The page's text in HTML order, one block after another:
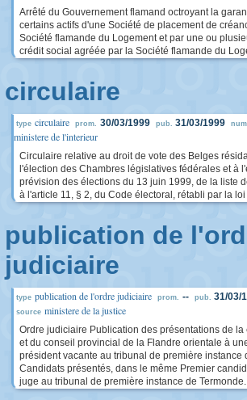
Arrêté du Gouvernement flamand octroyant la
certains actifs d'une Société de placement de
Société flamande du Logement et par une ou
crédit social agréée par la Société flamande du
circulaire
type circulaire prom. 30/03/1999 pub. 31/03/1999
ministere de l'interieur
Circulaire relative au droit de vote des Belges
l'élection des Chambres législatives fédérales et à
prévision des élections du 13 juin 1999, de la liste
à l'article 11, § 2, du Code électoral, rétabli par la
publication de
judiciaire
type publication de l'ordre judiciaire prom. -- pub. 31/03/
source ministere de la justice
Ordre judiciaire Publication des présentations de la
et du conseil provincial de la Flandre orientale à
président vacante au tribunal de première instance
Candidats présentés, dans le même Premier
juge au tribunal de première instance de